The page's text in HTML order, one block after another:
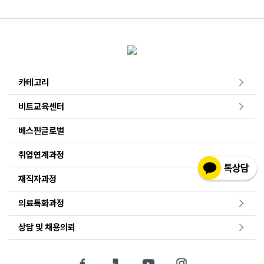
카테고리
비트교육센터
베스핀글로벌
취업연계과정
재직자과정
의료특화과정
상담 및 채용의뢰